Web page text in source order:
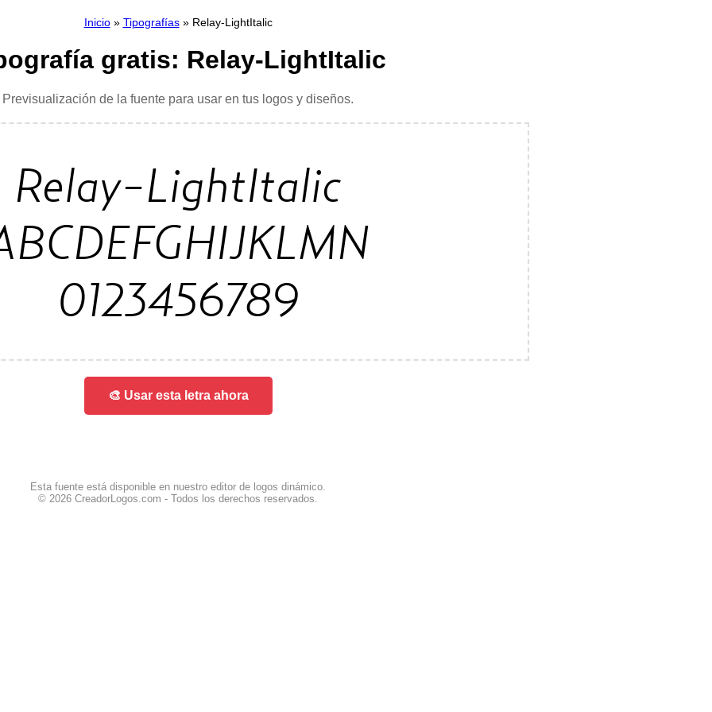
Inicio» Tipografías» Relay-LightItalic
gratis: Relay-LightItalic
Previsualización de la fuente para usar en tus logos y diseños.
Relay-LightItalic
0123456789
🎨 Usar esta letra ahora
Esta fuente está disponible en nuestro editor de logos dinámico.
© 2026 CreadorLogos.com - Todos los derechos reservados.